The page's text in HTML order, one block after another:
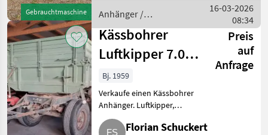
Kaessbohrer
KATEGORIE
WÄHLEN
Kässbohrer
Brantner
Fliegl
Gebrauchtmaschine
Hydraulisch, Lademaße
Länge 6.60m x 2.
Anhänger /
Kässbohrer
16-03-2026
08:34
Kässbohrer
Luftkipper 7.000
kg Nutzlast
Preis
auf
Anfrage
Bj. 1959
Verkaufe einen Kässbohrer
Anhänger. Luftkipper,
Zweiseitenkipper, Einleiter-
Druckluftbremse, 7.000 kg
Florian Schuckert